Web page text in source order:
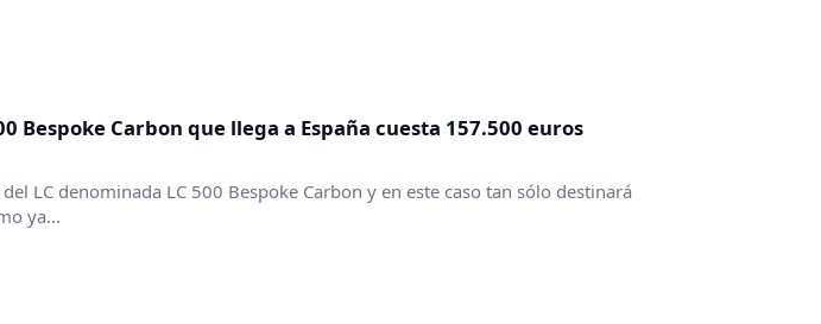
Bespoke Carbon que llega a España cuesta 157.500 euros
LC denominada LC 500 Bespoke Carbon y en este caso tan sólo destinará
ya...